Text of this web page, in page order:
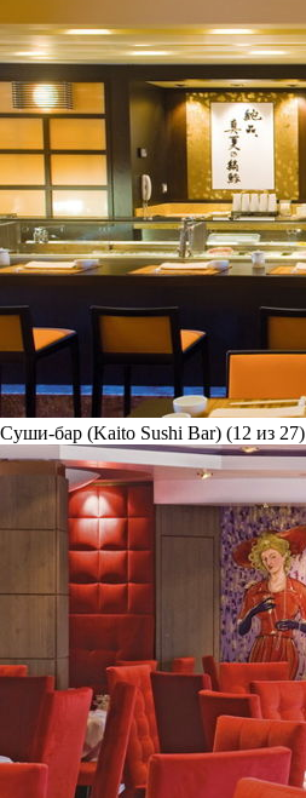
Суши-бар (Kaito Sushi Bar) (12 из 27)